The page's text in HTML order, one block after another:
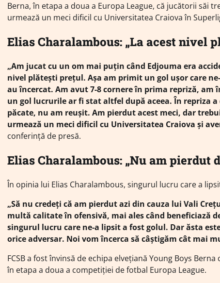
Berna, în etapa a doua a Europa League, că jucătorii săi
urmează un meci dificil cu Universitatea Craiova în
Elias Charalambous: „La acest nivel
„Am jucat cu un om mai puţin când Edjouma era
nivel plăteşti preţul. Aşa am primit un gol uşor care
au încercat. Am avut 7-8 cornere în prima repriză, am
un gol lucrurile ar fi stat altfel după aceea. În repriza
păcate, nu am reuşit. Am pierdut acest meci, dar
urmează un meci dificil cu Universitatea Craiova şi
conferinţă de presă.
Elias Charalambous: „Nu am pierdut
În opinia lui Elias Charalambous, singurul lucru care a
„Să nu credeţi că am pierdut azi din cauza lui Vali
multă calitate în ofensivă, mai ales când beneficiază
singurul lucru care ne-a lipsit a fost golul. Dar ăsta
orice adversar. Noi vom încerca să câştigăm cât mai
FCSB a fost învinsă de echipa elveţiană Young Boys
în etapa a doua a competiţiei de fotbal Europa League.